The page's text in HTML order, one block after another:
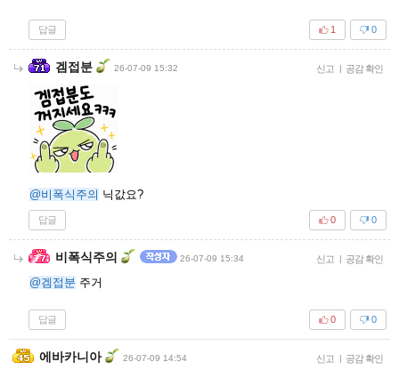
답글 0
1
겜접분 26-07-09 15:32 신고 | 공감 확인
@비폭식주의 닉값요?
답글 0
0
비폭식주의 26-07-09 15:34 신고 | 공감 확인
@겜접분 주거
답글 0
0
에바카니아 26-07-09 14:54 신고 | 공감 확인